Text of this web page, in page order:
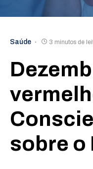
Saúde 3 minutos de
sobre o